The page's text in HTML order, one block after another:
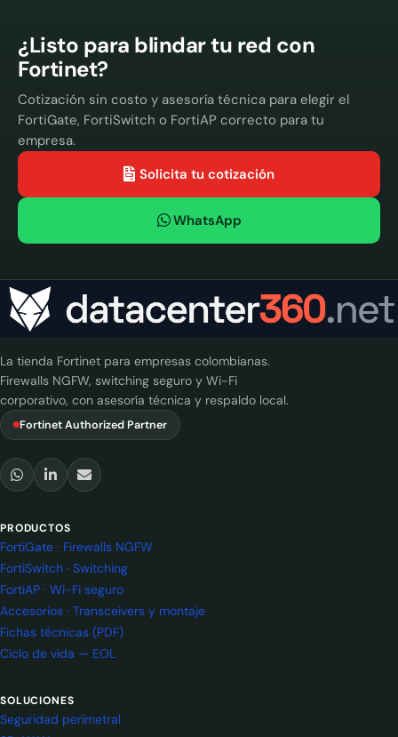
¿Listo para blindar tu red con
Fortinet?
Cotización sin costo y asesoría técnica para elegir el
FortiGate, FortiSwitch o FortiAP correcto para tu
empresa.
Solicita tu cotización
WhatsApp
La tienda Fortinet para empresas colombianas.
Firewalls NGFW, switching seguro y Wi-Fi
corporativo, con asesoría técnica y respaldo local.
Fortinet Authorized Partner
PRODUCTOS
FortiGate · Firewalls NGFW
FortiSwitch · Switching
FortiAP · Wi-Fi seguro
Accesorios · Transceivers y montaje
Fichas técnicas (PDF)
Ciclo de vida — EOL
SOLUCIONES
Seguridad perimetral